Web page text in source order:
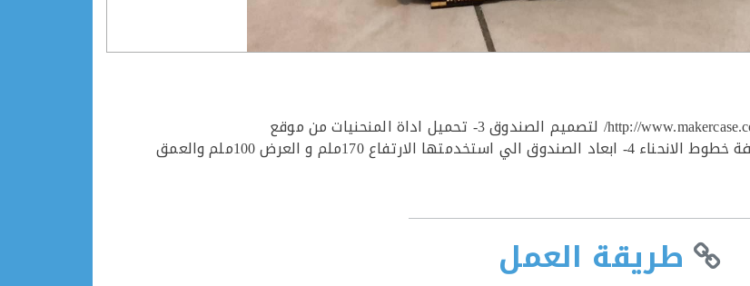
عمل وحده اضائة المتطلبات 1- برنامج Inkscape 2- موقع http://www.makercase.com/ لتصميم الصندوق 3- تحميل اداة المنحنيات من موقع
https://inkscape.org/en/~drphonon/★living-hinge-creator لاضافة خطوط الانحناء 4- ابعاد الصندوق الي استخدمتها الارتفاع 170ملم و العرض 100ملم والعمق
طريقة العمل